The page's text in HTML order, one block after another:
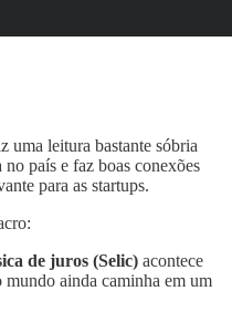
uma leitura bastante sóbria
país e faz boas conexões
para as startups.
de juros (Selic) acontece
ainda caminha em um